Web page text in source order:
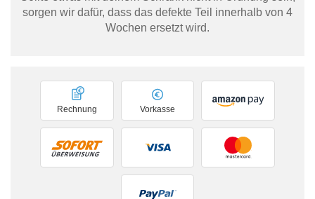
sorgen wir dafür, dass das defekte Teil innerhalb von 4
Wochen ersetzt wird.
Vorkasse
Rechnung